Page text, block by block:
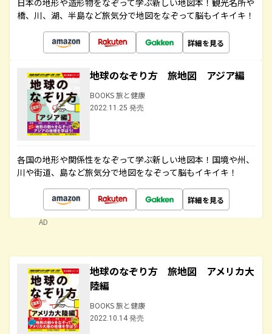
日本の地形や造形物をなぞって学ぶ新しい地図本！観光名所や
橋、川、湖、半島など旅気分で地図をなぞって脳もイキイキ！
詳細を見る
地球のなぞり方 旅地図 アジア編
BOOKS 旅と健康
2022.11.25 発売
各国の地形や関係性をなぞって学ぶ新しい地図本！国境や州、
川や街道、島など旅気分で地図をなぞって脳もイキイキ！
詳細を見る
AD
地球のなぞり方 旅地図 アメリカ大
陸編
BOOKS 旅と健康
2022.10.14 発売